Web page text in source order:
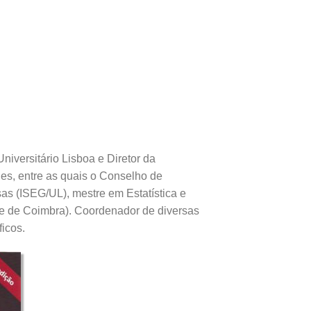
Lisboa e Diretor da
entre as quais o Conselho de
(ISEG/UL), mestre em Estatística e
de Coimbra). Coordenador de diversas